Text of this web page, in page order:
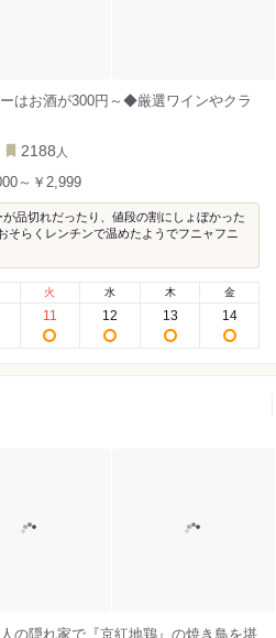
はお酒が300円～◆厳選ワインやクラ
2188 人
～￥2,999
が品切れだったり、値段の割にしょぼかった
そらくレンチンで温めたようでフニャフニ
火
11
水
12
木
13
金
14
の隠れ家で『京紅地鶏』の焼き鳥を堪